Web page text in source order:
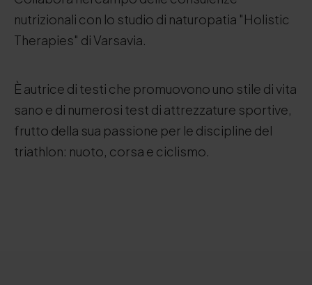
nutrizionali con lo studio di naturopatia "Holistic
Therapies" di Varsavia.
È autrice di testi che promuovono uno stile di vita
sano e di numerosi test di attrezzature sportive,
frutto della sua passione per le discipline del
triathlon: nuoto, corsa e ciclismo.